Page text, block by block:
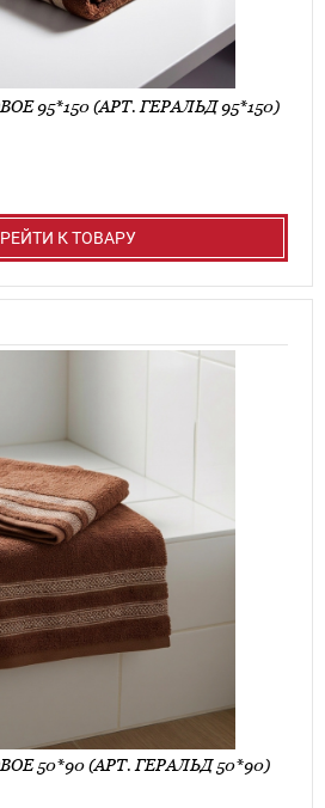
95*150 (АРТ. ГЕРАЛЬД 95*150)
К ТОВАРУ
50*90 (АРТ. ГЕРАЛЬД 50*90)